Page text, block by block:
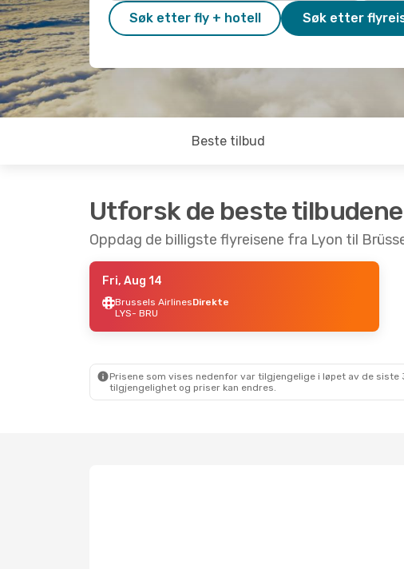
Søk etter fly + hotell Søk etter
Beste tilbud
Utforsk de beste tilbudene
Oppdag de billigste flyreisene fra Lyon til
Fri, Aug 14
Brussels AirlinesDirekte
LYS- BRU
Prisene som vises nedenfor var tilgjengelige i løpet av de
tilgjengelighet og priser kan endres.